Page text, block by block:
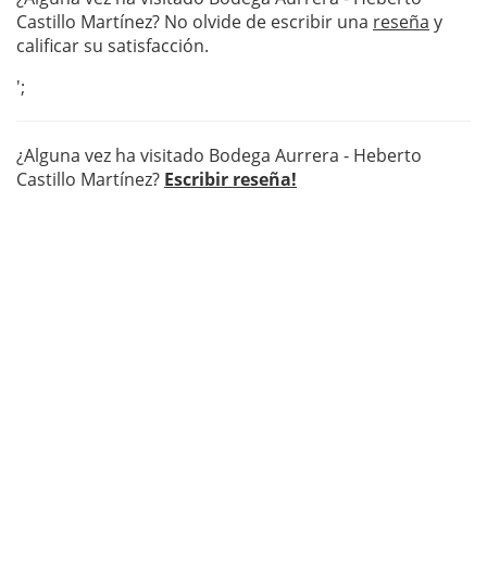
Castillo Martínez? No olvide de escribir una reseña y
calificar su satisfacción.
';
¿Alguna vez ha visitado Bodega Aurrera - Heberto
Castillo Martínez? Escribir reseña!